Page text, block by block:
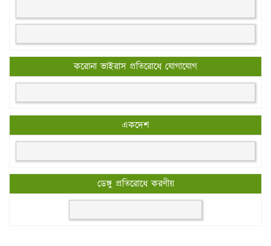
করোনা ভাইরাস প্রতিরোধে যোগাযোগ
একদেশ
ডেঙ্গু প্রতিরোধে করণীয়